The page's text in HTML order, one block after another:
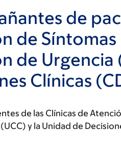
de
de Síntomas
de Urgencia
Clínicas
de las Clínicas de
y la Unidad de